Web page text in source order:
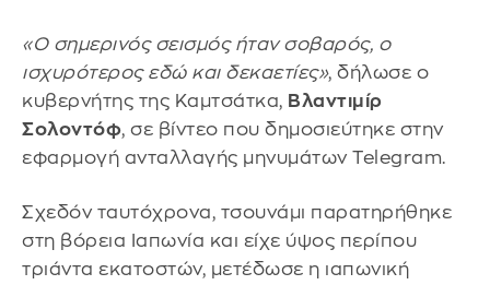
«Ο σημερινός σεισμός ήταν σοβαρός, ο
ισχυρότερος εδώ και δεκαετίες», δήλωσε ο
κυβερνήτης της Καμτσάτκα, Βλαντιμίρ
Σολοντόφ, σε βίντεο που δημοσιεύτηκε στην
εφαρμογή ανταλλαγής μηνυμάτων Telegram.
Σχεδόν ταυτόχρονα, τσουνάμι παρατηρήθηκε
στη βόρεια Ιαπωνία και είχε ύψος περίπου
τριάντα εκατοστών, μετέδωσε η ιαπωνική